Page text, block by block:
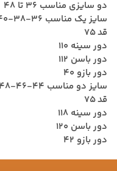
دو سایزی مناسب 36 تا 48
سایز یک مناسب 36-38-40-42
قد 75
دور سینه 110
دور باسن 112
دور بازو 40
سایز دو مناسب 44-46-48
قد 75
دور سینه 118
دور باسن 120
دور بازو 42